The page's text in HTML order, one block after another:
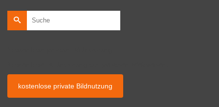
Suche
nach:
kostenlose private Bildnutzung